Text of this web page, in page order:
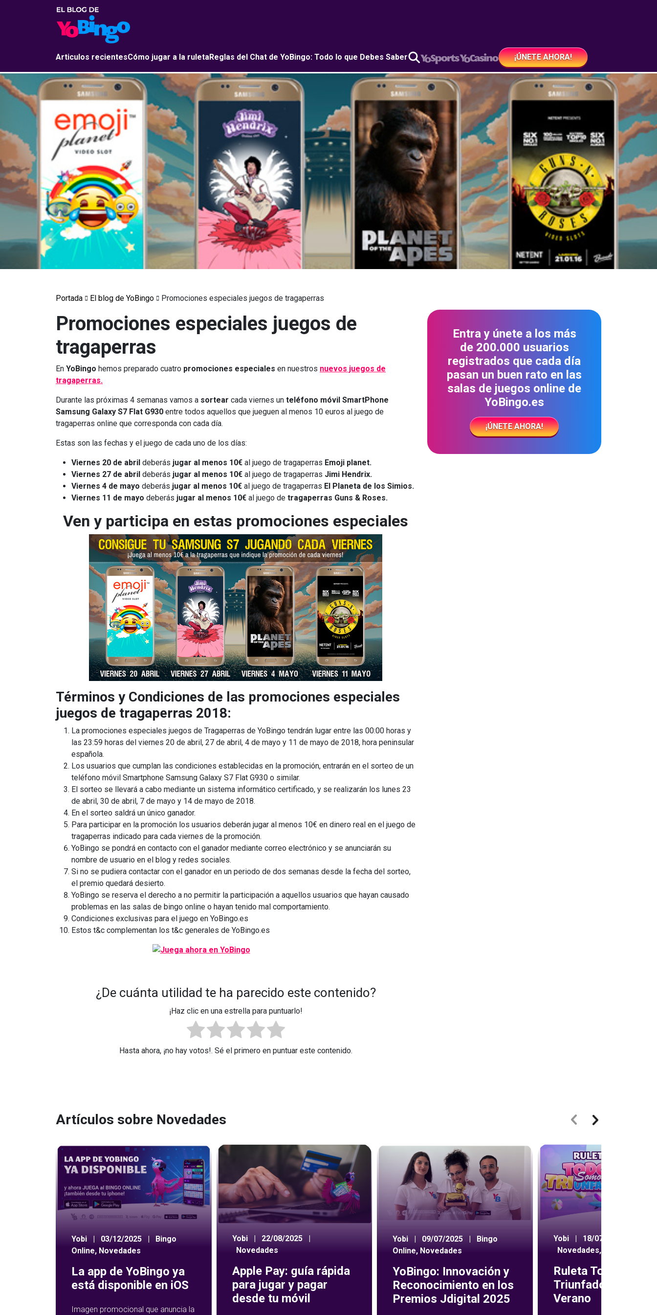
Articulos recientesCómo jugar a la ruletaReglas del Chat de YoBingo: Todo lo que Debes Saber ¡ÚNETE AHORA!
Portada El blog de YoBingo Promociones especiales juegos de tragaperras
Promociones especiales juegos de
tragaperras
En YoBingo hemos preparado cuatro promociones especiales en nuestros nuevos juegos de
tragaperras.
Durante las próximas 4 semanas vamos a sortear cada viernes un teléfono móvil SmartPhone
Samsung Galaxy S7 Flat G930 entre todos aquellos que jueguen al menos 10 euros al juego de
tragaperras online que corresponda con cada día.
Estas son las fechas y el juego de cada uno de los días:
Viernes 20 de abril deberás jugar al menos 10€ al juego de tragaperras Emoji planet.
Viernes 27 de abril deberás jugar al menos 10€ al juego de tragaperras Jimi Hendrix.
Viernes 4 de mayo deberás jugar al menos 10€ al juego de tragaperras El Planeta de los Simios.
Viernes 11 de mayo deberás jugar al menos 10€ al juego de tragaperras Guns & Roses.
Ven y participa en estas promociones especiales
Términos y Condiciones de las promociones especiales
juegos de tragaperras 2018:
La promociones especiales juegos de Tragaperras de YoBingo tendrán lugar entre las 00:00 horas y
las 23:59 horas del viernes 20 de abril, 27 de abril, 4 de mayo y 11 de mayo de 2018, hora peninsular
española.
Los usuarios que cumplan las condiciones establecidas en la promoción, entrarán en el sorteo de un
teléfono móvil Smartphone Samsung Galaxy S7 Flat G930 o similar.
El sorteo se llevará a cabo mediante un sistema informático certificado, y se realizarán los lunes 23
de abril, 30 de abril, 7 de mayo y 14 de mayo de 2018.
En el sorteo saldrá un único ganador.
Para participar en la promoción los usuarios deberán jugar al menos 10€ en dinero real en el juego de
tragaperras indicado para cada viernes de la promoción.
YoBingo se pondrá en contacto con el ganador mediante correo electrónico y se anunciarán su
nombre de usuario en el blog y redes sociales.
Si no se pudiera contactar con el ganador en un periodo de dos semanas desde la fecha del sorteo,
el premio quedará desierto.
YoBingo se reserva el derecho a no permitir la participación a aquellos usuarios que hayan causado
problemas en las salas de bingo online o hayan tenido mal comportamiento.
Condiciones exclusivas para el juego en YoBingo.es
Estos t&c complementan los t&c generales de YoBingo.es
¿De cuánta utilidad te ha parecido este contenido?
¡Haz clic en una estrella para puntuarlo!
Hasta ahora, ¡no hay votos!. Sé el primero en puntuar este contenido.
Entra y únete a los más
de 200.000 usuarios
registrados que cada día
pasan un buen rato en las
salas de juegos online de
YoBingo.es
¡ÚNETE AHORA!
Artículos sobre Novedades
Yobi | 03/12/2025 |
Bingo
Online, Novedades
La app de YoBingo ya
está disponible en iOS
Imagen promocional que anuncia la
Yobi 22/08/2025
Novedades
Apple Pay: guía rápida
para jugar y pagar
desde tu móvil
Yobi | 09/07/2025 |
Bingo
Online, Novedades
YoBingo: Innovación y
Reconocimiento en los
Premios Jdigital 2025
Yobi 18/07/2024
Novedades,
Ruleta Todos
Triunfadores de
Verano